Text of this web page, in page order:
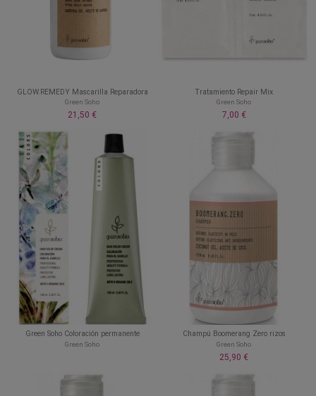
GLOW.REMEDY Mascarilla Reparadora
Green Soho
21,50 €
Tratamiento Repair Mix
Green Soho
7,00 €
Green Soho Coloración permanente
Green Soho
Champú Boomerang Zero rizos
Green Soho
25,90 €